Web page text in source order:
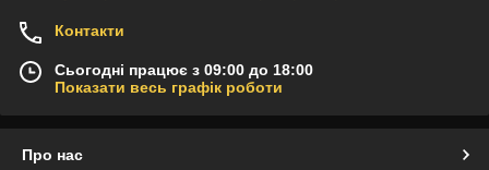
Контакти
Сьогодні працює з 09:00 до 18:00
Показати весь графік роботи
Про нас